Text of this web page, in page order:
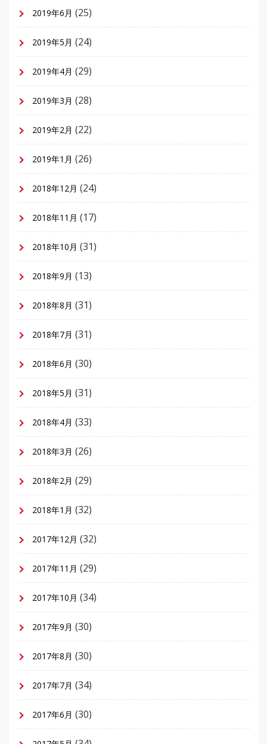
2019年6月 (25)
2019年5月 (24)
2019年4月 (29)
2019年3月 (28)
2019年2月 (22)
2019年1月 (26)
2018年12月 (24)
2018年11月 (17)
2018年10月 (31)
2018年9月 (13)
2018年8月 (31)
2018年7月 (31)
2018年6月 (30)
2018年5月 (31)
2018年4月 (33)
2018年3月 (26)
2018年2月 (29)
2018年1月 (32)
2017年12月 (32)
2017年11月 (29)
2017年10月 (34)
2017年9月 (30)
2017年8月 (30)
2017年7月 (34)
2017年6月 (30)